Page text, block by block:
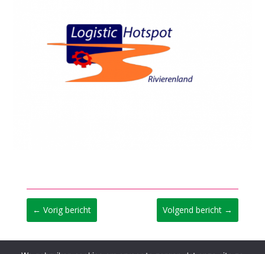
← Vorig bericht Volgend bericht →